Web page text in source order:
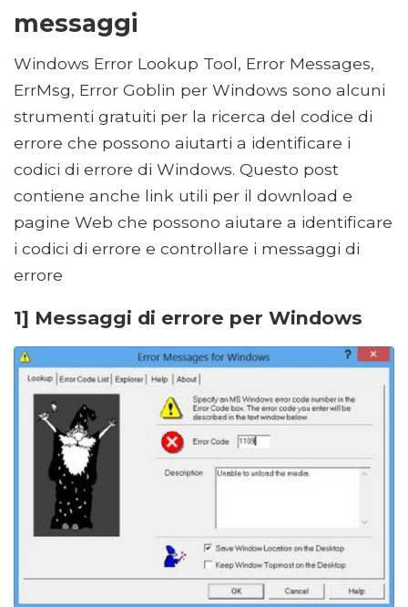
messaggi
Windows Error Lookup Tool, Error Messages,
ErrMsg, Error Goblin per Windows sono alcuni
strumenti gratuiti per la ricerca del codice di
errore che possono aiutarti a identificare i
codici di errore di Windows. Questo post
contiene anche link utili per il download e
pagine Web che possono aiutare a identificare
i codici di errore e controllare i messaggi di
errore
1] Messaggi di errore per Windows